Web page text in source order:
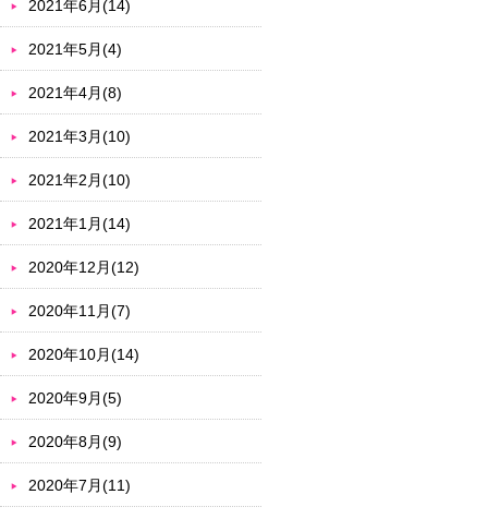
2021年6月(14)
2021年5月(4)
2021年4月(8)
2021年3月(10)
2021年2月(10)
2021年1月(14)
2020年12月(12)
2020年11月(7)
2020年10月(14)
2020年9月(5)
2020年8月(9)
2020年7月(11)